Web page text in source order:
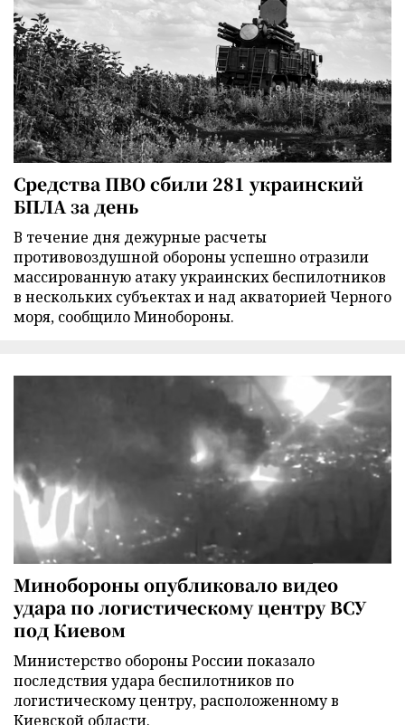
Средства ПВО сбили 281 украинский
БПЛА за день
В течение дня дежурные расчеты
противовоздушной обороны успешно отразили
массированную атаку украинских беспилотников
в нескольких субъектах и над акваторией Черного
моря, сообщило Минобороны.
Минобороны опубликовало видео
удара по логистическому центру ВСУ
под Киевом
Министерство обороны России показало
последствия удара беспилотников по
логистическому центру, расположенному в
Киевской области.